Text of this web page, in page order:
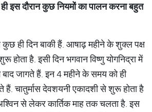
इस दौरान कुछ नियमों का पालन करना बहुत
ही दिन बाकी हैं. आषाढ़ महीने के शुक्‍ल पक्ष
होता है. इसी दिन भगवान विष्‍णु योगनिद्रा में
जागते हैं. इन 4 महीने के समय को ही
हैं. चातुर्मास देवशयनी एकादशी से शुरू होता है
से लेकर कार्तिक माह तक चलता है. इस